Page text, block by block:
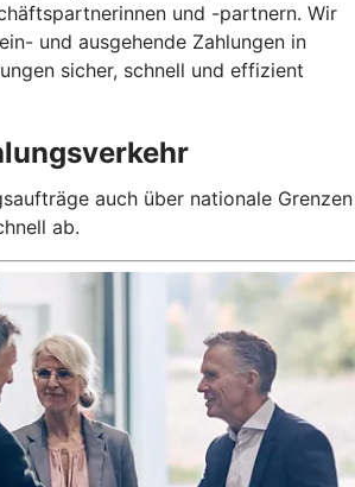
und -partnern. Wir
und ausgehende Zahlungen in
sicher, schnell und effizient
auch über nationale Grenzen
ab.